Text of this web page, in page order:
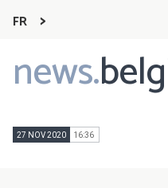
FR
news.
Main
navigation
27 NOV 2020 16:36